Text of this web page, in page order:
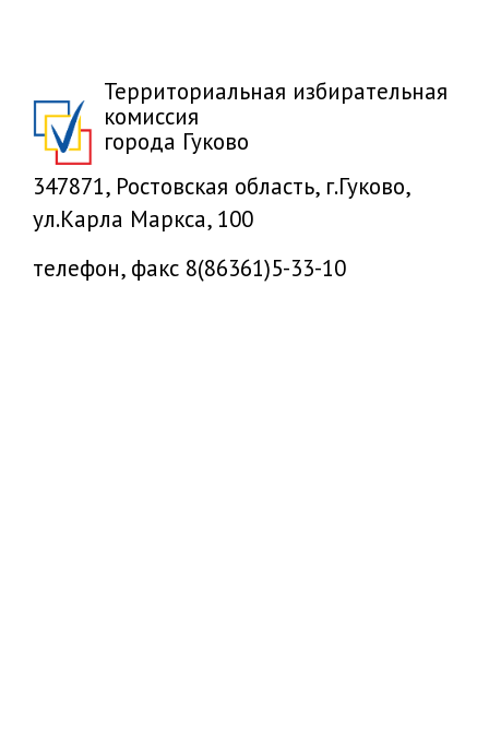
Территориальная избирательная
комиссия
города Гуково
347871, Ростовская область, г.Гуково,
ул.Карла Маркса, 100
телефон, факс 8(86361)5-33-10